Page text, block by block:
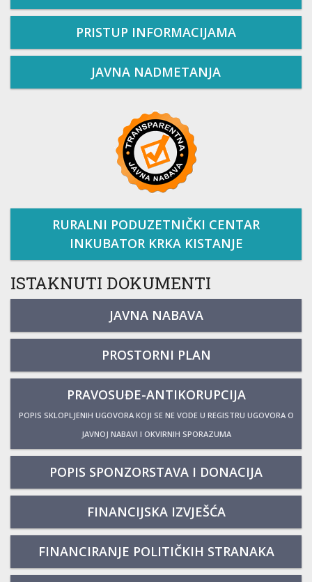
PRISTUP INFORMACIJAMA
JAVNA NADMETANJA
RURALNI PODUZETNIČKI CENTAR
INKUBATOR KRKA KISTANJE
ISTAKNUTI DOKUMENTI
JAVNA NABAVA
PROSTORNI PLAN
PRAVOSUĐE-ANTIKORUPCIJA
POPIS SKLOPLJENIH UGOVORA KOJI SE NE VODE U REGISTRU UGOVORA O
JAVNOJ NABAVI I OKVIRNIH SPORAZUMA
POPIS SPONZORSTAVA I DONACIJA
FINANCIJSKA IZVJEŠĆA
FINANCIRANJE POLITIČKIH STRANAKA